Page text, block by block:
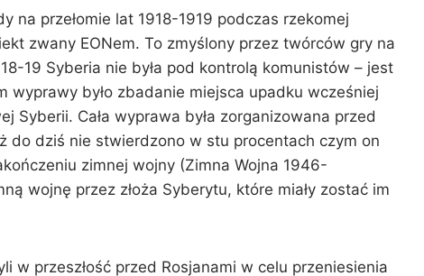
na przełomie lat 1918-1919 podczas rzekomej
zwany EONem. To zmyślony przez twórców gry na
19 Syberia nie była pod kontrolą komunistów – jest
było zbadanie miejsca upadku wcześniej
Cała wyprawa była zorganizowana przed
do dziś nie stwierdzono w stu procentach czym on
zimnej wojny (Zimna Wojna 1946-
wojnę przez złoża Syberytu, które miały zostać im
przeszłość przed Rosjanami w celu przeniesienia